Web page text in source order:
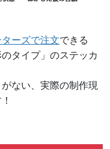
ーズで注文できる
タイプ」のステッカ
ない、実際の制作現